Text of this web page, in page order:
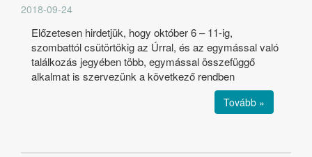
2018-09-24
Előzetesen hirdetjük, hogy október 6 – 11-ig,
szombattól csütörtökig az Úrral, és az egymással való
találkozás jegyében több, egymással összefüggő
alkalmat is szervezünk a következő rendben
Tovább »